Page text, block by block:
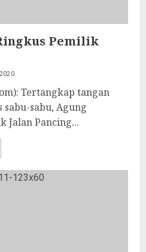
Pemilik
Tertangkap tangan
sabu, Agung
Jalan Pancing...